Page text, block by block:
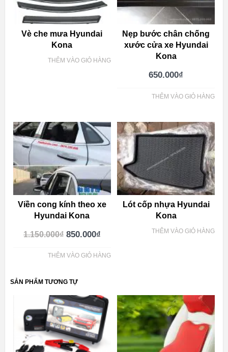
Vè che mưa Hyundai
Kona
THÊM VÀO GIỎ HÀNG
Nẹp bước chân chống
xước cửa xe Hyundai
Kona
650.000₫
THÊM VÀO GIỎ HÀNG
Viền cong kính theo xe
Hyundai Kona
1.150.000₫ 850.000₫
THÊM VÀO GIỎ HÀNG
Lót cốp nhựa Hyundai
Kona
THÊM VÀO GIỎ HÀNG
SẢN PHẨM TƯƠNG TỰ